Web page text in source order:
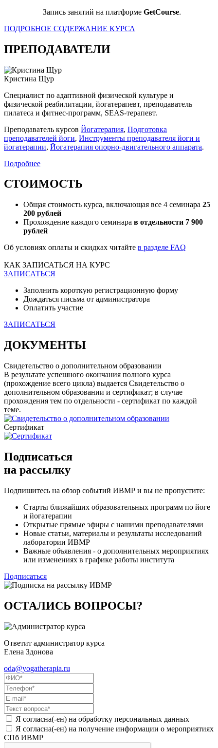
Запись занятий на платформе GetCourse.
ПОДРОБНОЕ СОДЕРЖАНИЕ КУРСА
ПРЕПОДАВАТЕЛИ
Кристина Щур
Специалист по адаптивной физической культуре и
физической реабилитации, йогатерапевт, преподаватель
пилатеса и фитнес-программ, SEAS-терапевт.
Преподаватель курсов Йогатерапия, Подготовка
преподавателей йоги, Инструменты преподавателя йоги и
йогатерапии, Йогатерапия опорно-двигательного аппарата.
Подробнее
СТОИМОСТЬ
Общая стоимость курса, включающая все 4 семинара 25
200 рублей
Прохождение каждого семинара в отдельности 7 900
рублей
Об условиях оплаты и скидках читайте в разделе FAQ
КАК ЗАПИСАТЬСЯ НА КУРС
ЗАПИСАТЬСЯ
Заполнить короткую регистрационную форму
Дождаться письма от администратора
Оплатить участие
ЗАПИСАТЬСЯ
ДОКУМЕНТЫ
Свидетельство о дополнительном образовании
В результате успешного окончания полного курса
(прохождение всего цикла) выдается Свидетельство о
дополнительном образовании и сертификат; в случае
прохождения тем по отдельности - сертификат по каждой
теме.
Сертификат
Подписаться
на рассылку
Подпишитесь на обзор событий ИВМР и вы не пропустите:
Старты ближайших образовательных программ по йоге
и йогатерапии
Открытые прямые эфиры с нашими преподавателями
Новые статьи, материалы и результаты исследований
лаборатории ИВМР
Важные объявления - о дополнительных мероприятиях
или изменениях в графике работы института
Подписаться
ОСТАЛИСЬ ВОПРОСЫ?
Ответит администратор курса
Елена Здонова
oda@yogatherapia.ru
Я согласна(-ен) на обработку персональных данных
Я согласна(-ен) на получение информации о мероприятиях
СПб ИВМР